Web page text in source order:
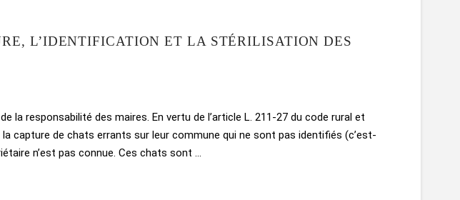
L’IDENTIFICATION ET LA STÉRILISATION DES
la responsabilité des maires. En vertu de l’article L. 211-27 du code rural et
capture de chats errants sur leur commune qui ne sont pas identifiés (c’est-
n’est pas connue. Ces chats sont …